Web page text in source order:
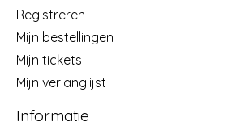
Registreren
Mijn bestellingen
Mijn tickets
Mijn verlanglijst
Informatie